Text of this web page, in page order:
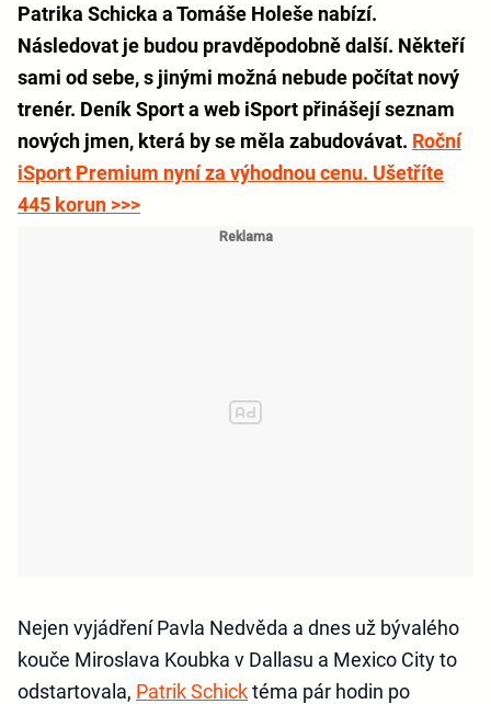
Patrika Schicka a Tomáše Holeše nabízí.
Následovat je budou pravděpodobně další. Někteří
sami od sebe, s jinými možná nebude počítat nový
trenér. Deník Sport a web iSport přinášejí seznam
nových jmen, která by se měla zabudovávat. Roční
iSport Premium nyní za výhodnou cenu. Ušetříte
445 korun >>>
Nejen vyjádření Pavla Nedvěda a dnes už bývalého
kouče Miroslava Koubka v Dallasu a Mexico City to
odstartovala, Patrik Schicktéma pár hodin po